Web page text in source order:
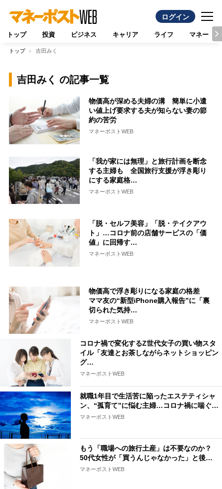
ログイン
トップ 投資 ビジネス キャリア ライフ マネー
トップ 吉田みく
吉田みく の記事一覧
物価高が深める夫婦の溝 簡単に小遣
い値上げ要求する夫が知らない妻の節
約の苦労
マネーポストWEB
「我が家には無理」と旅行計画を断念
する主婦も 全国旅行支援が浮き彫り
にする家庭格…
マネーポストWEB
「脱・セルフ美容」「脱・テイクアウ
ト」…コロナ前の店舗サービスの「価
値」に回帰す…
マネーポストWEB
物価高で浮き彫りになる家庭の格差
ママ友の“新型iPhone購入報告”に「裏
切られた気持…
マネーポストWEB
コロナ禍で変化するZ世代女子の買い物スタ
イル「友達とお茶しながらネットショッピン
グ…
マネーポストWEB
就職1年目で生活苦に陥ったエステティシャ
ン、“孤育て”に悩む主婦…コロナ禍に喘ぐ…
マネーポストWEB
もう「職場への旅行土産」は不要なのか？
50代女性が「買うんじゃなかった」と後…
マネーポストWEB